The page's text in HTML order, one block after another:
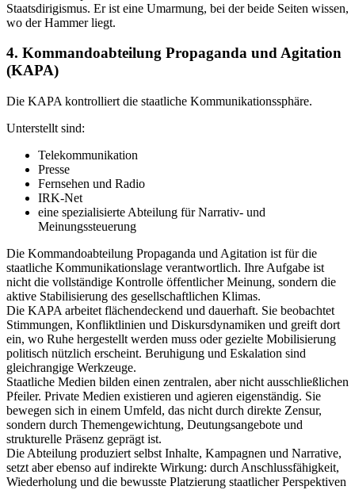
Staatsdirigismus. Er ist eine Umarmung, bei der beide Seiten wissen,
wo der Hammer liegt.
4. Kommandoabteilung Propaganda und Agitation
(KAPA)
Die KAPA kontrolliert die staatliche Kommunikationssphäre.
Unterstellt sind:
Telekommunikation
Presse
Fernsehen und Radio
IRK-Net
eine spezialisierte Abteilung für Narrativ- und
Meinungssteuerung
Die Kommandoabteilung Propaganda und Agitation ist für die
staatliche Kommunikationslage verantwortlich. Ihre Aufgabe ist
nicht die vollständige Kontrolle öffentlicher Meinung, sondern die
aktive Stabilisierung des gesellschaftlichen Klimas.
Die KAPA arbeitet flächendeckend und dauerhaft. Sie beobachtet
Stimmungen, Konfliktlinien und Diskursdynamiken und greift dort
ein, wo Ruhe hergestellt werden muss oder gezielte Mobilisierung
politisch nützlich erscheint. Beruhigung und Eskalation sind
gleichrangige Werkzeuge.
Staatliche Medien bilden einen zentralen, aber nicht ausschließlichen
Pfeiler. Private Medien existieren und agieren eigenständig. Sie
bewegen sich in einem Umfeld, das nicht durch direkte Zensur,
sondern durch Themengewichtung, Deutungsangebote und
strukturelle Präsenz geprägt ist.
Die Abteilung produziert selbst Inhalte, Kampagnen und Narrative,
setzt aber ebenso auf indirekte Wirkung: durch Anschlussfähigkeit,
Wiederholung und die bewusste Platzierung staatlicher Perspektiven